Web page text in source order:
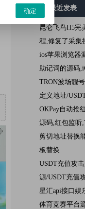
最近发表
昆仑飞鸟H5完
程,修复了采集
ios苹果浏览器
助记词的源码
TRON波场靓
定义地址/
OKPay自动抢
源码,红包监听
剪切地址替换
板替换
USDT充值攻
源/USDT充值
星汇api接口娱
体育竞赛平台
确定